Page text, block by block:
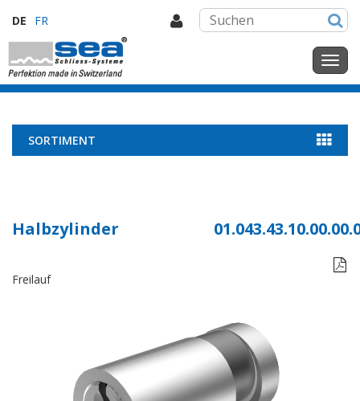
DE FR
SORTIMENT
Halbzylinder

Freilauf